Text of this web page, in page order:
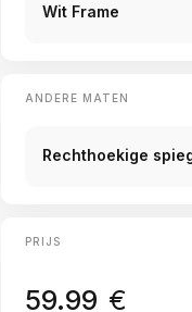
Wit Frame
ANDERE MATEN
Rechthoekige
PRIJS
59.99 €